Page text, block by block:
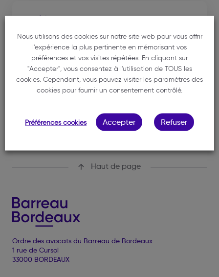
Cabinet
PENE MATHILDE
05 56 45 01 60
mpene.avocat@gmail.com
60 rue Abbé de l'Epée
33000 BORDEAUX
Haut de page
Ordre des avocats du Barreau de Bordeaux
1 rue de Cursol
33000 BORDEAUX
Nous utilisons des cookies sur notre site web pour vous offrir
l'expérience la plus pertinente en mémorisant vos
préférences et vos visites répétées. En cliquant sur
"Accepter", vous consentez à l'utilisation de TOUS les
cookies. Cependant, vous pouvez visiter les paramètres des
cookies pour fournir un consentement contrôlé.
Préférences cookies Accepter Refuser